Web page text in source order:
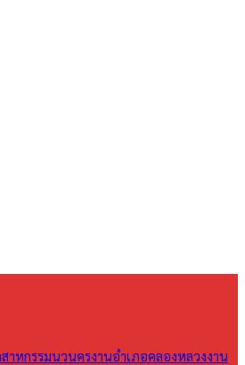
าหกรรมนวนครงานอำเภอคลองหลวงงาน